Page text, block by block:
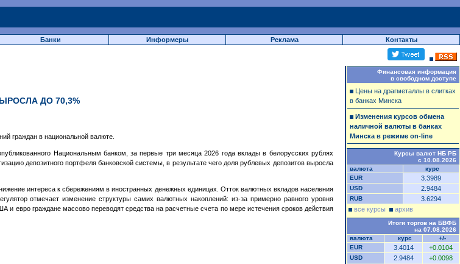
Банки Информеры Реклама Контакты
ДО 70,3%
граждан в национальной валюте.
Национальным банком, за первые три месяца 2026 года вклады в белорусских рублях
депозитного портфеля банковской системы, в результате чего доля рублевых депозитов выросла
интереса к сбережениям в иностранных денежных единицах. Отток валютных вкладов населения
отмечает изменение структуры самих валютных накоплений: из-за примерно равного уровня
евро граждане массово переводят средства на расчетные счета по мере истечения сроков действия
Финансовая информация
в свободном доступе
Цены на драгметаллы в слитках
в банках Минска
Изменения курсов обмена
наличной валюты в банках
Минска в режиме on-line
Курсы валют НБ РБ
с 10.08.2026
валюта
курс
EUR
3.3989
USD 2.9484
RUB
3.6294
все курсы
архив
Итоги торгов на БВФБ
на 07.08.2026
валюта
курс
+/-
EUR
3.4014 +0.0104
USD 2.9484 +0.0098